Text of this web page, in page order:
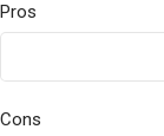
Pros
Cons